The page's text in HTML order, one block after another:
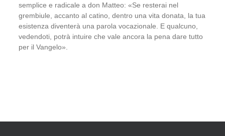
semplice e radicalea don Matteo: «Se resterai nel
grembiule, accanto al catino, dentro una vita donata, la tua
esistenza diventerà una parola vocazionale
E qualcuno,
vedendoti, potrà intuire che vale ancora la pena dare tutto
per il Vangelo»